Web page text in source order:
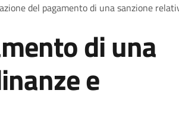
del pagamento di una sanzione
di una
e